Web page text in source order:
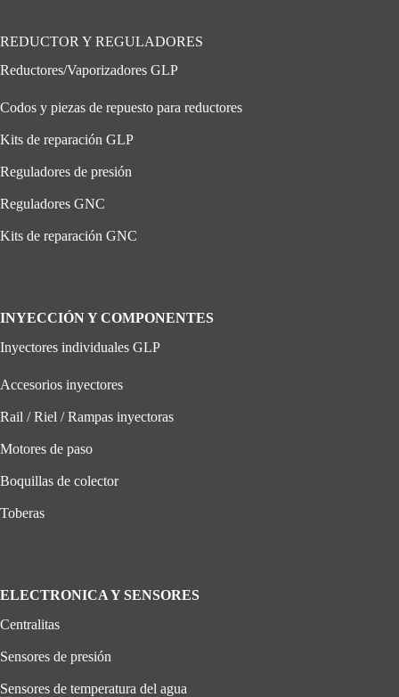
REDUCTOR Y REGULADORES
Reductores/Vaporizadores GLP
Codos y piezas de repuesto para reductores
Kits de reparación GLP
Reguladores de presión
Reguladores GNC
Kits de reparación GNC
INYECCIÓN Y COMPONENTES
Inyectores individuales GLP
Accesorios inyectores
Rail / Riel / Rampas inyectoras
Motores de paso
Boquillas de colector
Toberas
ELECTRONICA Y SENSORES
Centralitas
Sensores de presión
Sensores de temperatura del agua